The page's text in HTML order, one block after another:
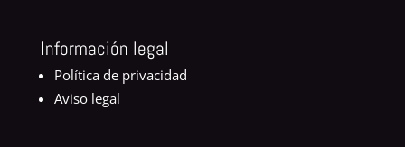
Información legal
Política de privacidad
Aviso legal